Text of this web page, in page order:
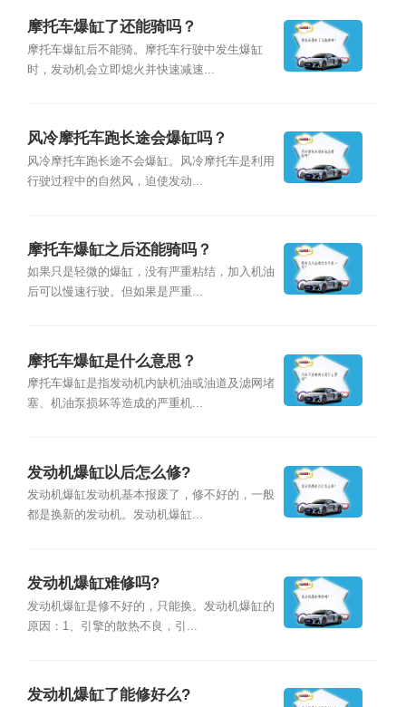
摩托车爆缸了还能骑吗？
摩托车爆缸后不能骑。摩托车行驶中发生爆缸
时，发动机会立即熄火并快速减速...
风冷摩托车跑长途会爆缸吗？
风冷摩托车跑长途不会爆缸。风冷摩托车是利用
行驶过程中的自然风，迫使发动...
摩托车爆缸之后还能骑吗？
如果只是轻微的爆缸，没有严重粘结，加入机油
后可以慢速行驶。但如果是严重...
摩托车爆缸是什么意思？
摩托车爆缸是指发动机内缺机油或油道及滤网堵
塞、机油泵损坏等造成的严重机...
发动机爆缸以后怎么修?
发动机爆缸发动机基本报废了，修不好的，一般
都是换新的发动机。发动机爆缸...
发动机爆缸难修吗?
发动机爆缸是修不好的，只能换。发动机爆缸的
原因：1、引擎的散热不良，引...
发动机爆缸了能修好么?